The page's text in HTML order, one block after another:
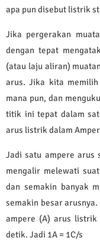
apa pun disebut listrik
Jika pergerakan
dengan tepat
(atau laju aliran)
arus. Jika kita
mana pun, dan
titik ini tepat dalam
arus listrik dalam
Jadi satu ampere arus
mengalir melewati
dan semakin banyak
semakin besar
ampere (A) arus listrik
detik. Jadi 1A = 1C/s